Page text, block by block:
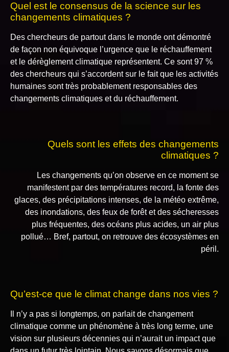
Quel est le consensus de la science sur les
changements climatiques ?
Des chercheurs de partout dans le monde ont démontré
de façon non équivoque l’urgence que le réchauffement
et le dérèglement climatique représentent. Ce sont 97 %
des chercheurs qui s’accordent sur le fait que les activités
humaines sont très probablement responsables des
changements climatiques et du réchauffement.
Quels sont les effets des changements
climatiques ?
Les changements qu’on observe en ce moment se
manifestent par des températures record, la fonte des
glaces, des précipitations intenses, de la météo extrême,
des inondations, des feux de forêt et des sécheresses
plus fréquentes, des océans plus acides, un air plus
pollué… Bref, partout, on retrouve des écosystèmes en
péril.
Qu’est-ce que le climat change dans nos vies ?
Il n’y a pas si longtemps, on parlait de changement
climatique comme un phénomène à très long terme, une
vision sur plusieurs décennies qui n’aurait un impact que